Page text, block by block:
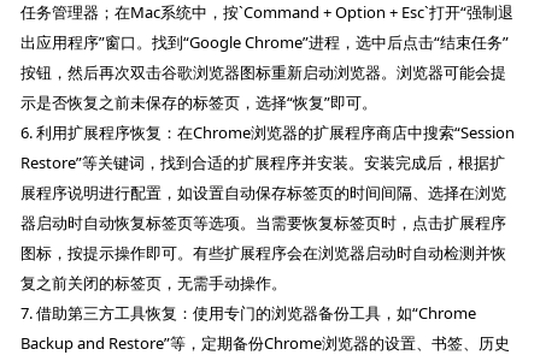
任务管理器；在Mac系统中，按`Command + Option + Esc`打开“强制退
出应用程序”窗口。找到“Google Chrome”进程，选中后点击“结束任务”
按钮，然后再次双击谷歌浏览器图标重新启动浏览器。浏览器可能会提
示是否恢复之前未保存的标签页，选择“恢复”即可。
6. 利用扩展程序恢复：在Chrome浏览器的扩展程序商店中搜索“Session
Restore”等关键词，找到合适的扩展程序并安装。安装完成后，根据扩
展程序说明进行配置，如设置自动保存标签页的时间间隔、选择在浏览
器启动时自动恢复标签页等选项。当需要恢复标签页时，点击扩展程序
图标，按提示操作即可。有些扩展程序会在浏览器启动时自动检测并恢
复之前关闭的标签页，无需手动操作。
7. 借助第三方工具恢复：使用专门的浏览器备份工具，如“Chrome
Backup and Restore”等，定期备份Chrome浏览器的设置、书签、历史